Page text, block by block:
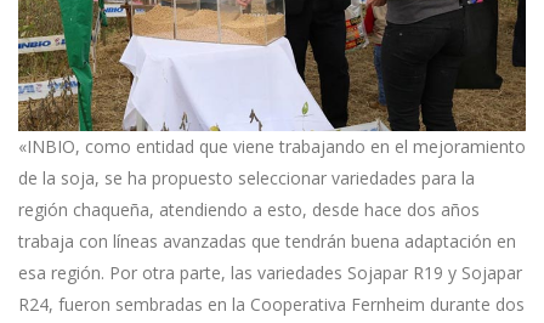
«INBIO, como entidad que viene trabajando en el mejoramiento
de la soja, se ha propuesto seleccionar variedades para la
región chaqueña, atendiendo a esto, desde hace dos años
trabaja con líneas avanzadas que tendrán buena adaptación en
esa región. Por otra parte, las variedades Sojapar R19 y Sojapar
R24, fueron sembradas en la Cooperativa Fernheim durante dos